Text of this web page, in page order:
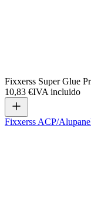
Fixxerss Super Glue
10,83 €IVA incluido
Fixxerss ACP/